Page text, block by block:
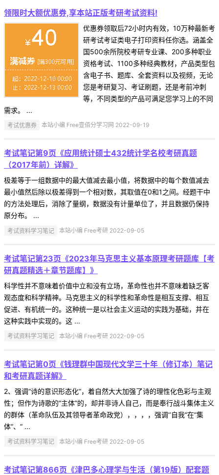
领限时大额优惠券,享本站正版考研考试资料!
优惠券领取后72小时内有效，10万种最新考
研考试考证类电子打印资料任你选。涵盖全
国500余所院校考研专业课、200多种职业
资格考试、1100多种经典教材，产品类型包
含电子书、题库、全套资料以及视频，无论
您是考研复习、考证刷题，还是考前冲刺
等，不同类型的产品可满足您学习上的不同
需求。 ...
考试优惠券 本站小编 Free壹佰分学习网 2022-09-19
考试笔记第9页《应用统计硕士432统计学名校考研真题
（2017年前）详解》
极差等于一组数据中的最大值减去最小值，将数据中的每个数值减去
最小值然后除以极差得到一个相对数，其取值在0和1之间。经题干中
的方法处理后，消除了量纲，数据没有计量单位了，并且数据仍保持
原分布。 ...
考试资料学习笔记 本站小编 Free考研 2022-09-05
考试笔记第23页《2023年马克思主义基本原理考研题库【考
研真题精选＋章节题库】》
科学性并不意味着价值中立和没有立场，革命性也并不意味着缺乏客
观态度和科学精神。马克思主义的科学性和革命性是相互支撑、相互
促进、有机统一的。这种统一是以社会主义运动的实践为基础，并在
这种实践中实现的。这 ...
考试资料学习笔记 本站小编 Free考研 2022-09-05
考试笔记第0页《钱理群中国现代文学三十年（修订本）笔记
和考研真题详解》
2、强调“诗的意识形态化”，着自然大大加强了诗的理性化色彩与主观
性；但作为诗歌的“主体”的，却并非诗人自己，而是奉行战斗集体主义
的群体（革命队伍及其领导者革命政党），，，，强调‘’自我“在”集
体“、” ...
考试资料学习笔记 本站小编 Free考研 2022-09-05
考试笔记第866页《津巴多心理学与生活（第19版）配套题